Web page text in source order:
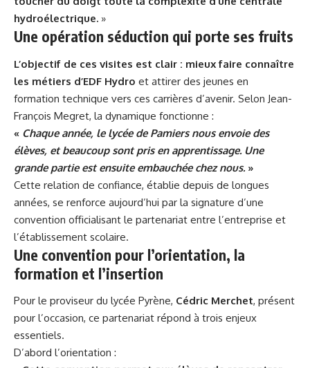
hydroélectrique. »
Une opération séduction qui porte ses fruits
L’objectif de ces visites est clair : mieux faire connaître
les métiers d’EDF Hydro et attirer des jeunes en
formation technique vers ces carrières d’avenir. Selon Jean-
François Megret, la dynamique fonctionne :
« Chaque année, le lycée de Pamiers nous envoie des
élèves, et beaucoup sont pris en apprentissage. Une
grande partie est ensuite embauchée chez nous. »
Cette relation de confiance, établie depuis de longues
années, se renforce aujourd’hui par la signature d’une
convention officialisant le partenariat entre l’entreprise et
l’établissement scolaire.
Une convention pour l’orientation, la
formation et l’insertion
Pour le proviseur du lycée Pyrène, Cédric Merchet, présent
pour l’occasion, ce partenariat répond à trois enjeux
essentiels.
D’abord l’orientation :